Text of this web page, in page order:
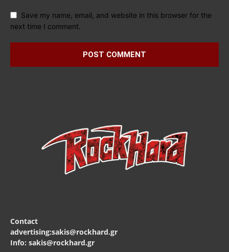
Save my name, email, and website in this browser for the
next time I comment.
Contact
advertising:sakis@rockhard.gr
Info: sakis@rockhard.gr